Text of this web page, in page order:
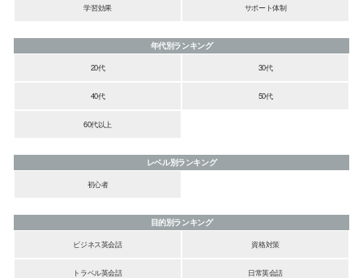
学習効果 サポート体制
年代別ランキング
20代
30代
40代 50代
60代以上
レベル別ランキング
初心者
目的別ランキング
ビジネス英会話
資格対策
トラベル英会話 日常英会話